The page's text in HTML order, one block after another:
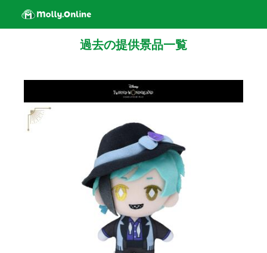
過去の提供景品一覧